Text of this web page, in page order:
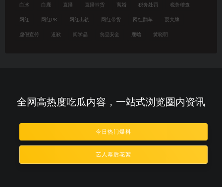
白冰 白鹿 直播 直播带货 离婚 税务处罚 税务稽查
网红 网红PK 网红出轨 网红带货 网红翻车 耍大牌
虚假宣传 道歉 闫学晶 食品安全 鹿晗 黄晓明
全网高热度吃瓜内容，一站式浏览圈内资讯
今日热门爆料
艺人幕后花絮